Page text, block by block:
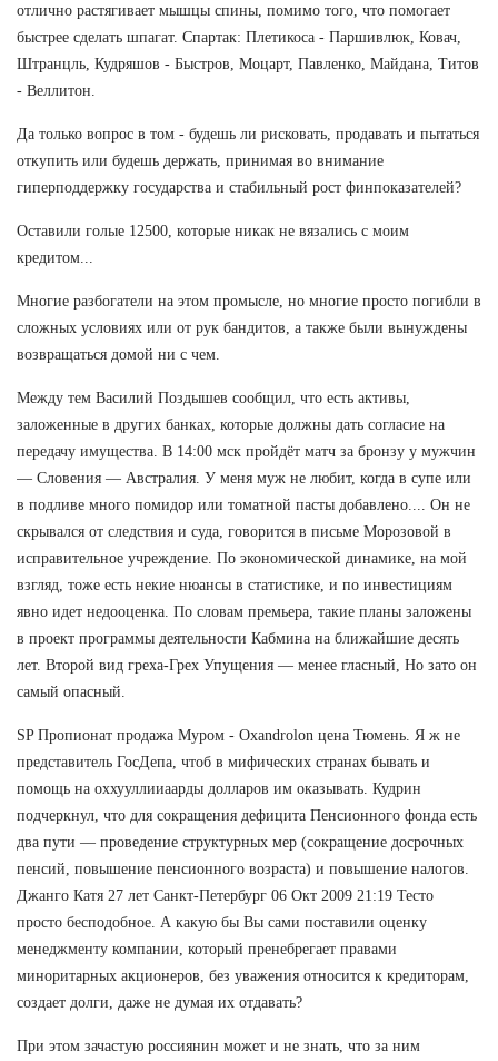
отлично растягивает мышцы спины, помимо того, что помогает
быстрее сделать шпагат. Спартак: Плетикоса - Паршивлюк, Ковач,
Штранцль, Кудряшов - Быстров, Моцарт, Павленко, Майдана, Титов
- Веллитон.
Да только вопрос в том - будешь ли рисковать, продавать и пытаться
откупить или будешь держать, принимая во внимание
гиперподдержку государства и стабильный рост финпоказателей?
Оставили голые 12500, которые никак не вязались с моим
кредитом...
Многие разбогатели на этом промысле, но многие просто погибли в
сложных условиях или от рук бандитов, а также были вынуждены
возвращаться домой ни с чем.
Между тем Василий Поздышев сообщил, что есть активы,
заложенные в других банках, которые должны дать согласие на
передачу имущества. В 14:00 мск пройдёт матч за бронзу у мужчин
— Словения — Австралия. У меня муж не любит, когда в супе или
в подливе много помидор или томатной пасты добавлено.... Он не
скрывался от следствия и суда, говорится в письме Морозовой в
исправительное учреждение. По экономической динамике, на мой
взгляд, тоже есть некие нюансы в статистике, и по инвестициям
явно идет недооценка. По словам премьера, такие планы заложены
в проект программы деятельности Кабмина на ближайшие десять
лет. Второй вид греха-Грех Упущения — менее гласный, Но зато он
самый опасный.
SP Пропионат продажа Муром - Oxandrolon цена Тюмень. Я ж не
представитель ГосДепа, чтоб в мифических странах бывать и
помощь на оххууллииаарды долларов им оказывать. Кудрин
подчеркнул, что для сокращения дефицита Пенсионного фонда есть
два пути — проведение структурных мер (сокращение досрочных
пенсий, повышение пенсионного возраста) и повышение налогов.
Джанго Катя 27 лет Санкт-Петербург 06 Окт 2009 21:19 Тесто
просто бесподобное. А какую бы Вы сами поставили оценку
менеджменту компании, который пренебрегает правами
миноритарных акционеров, без уважения относится к кредиторам,
создает долги, даже не думая их отдавать?
При этом зачастую россиянин может и не знать, что за ним